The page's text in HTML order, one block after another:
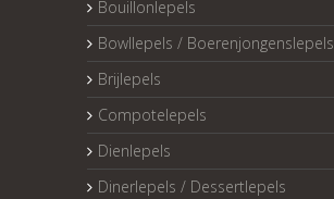
Bouillonlepels
Bowllepels / Boerenjongenslepels
Brijlepels
Compotelepels
Dienlepels
Dinerlepels / Dessertlepels